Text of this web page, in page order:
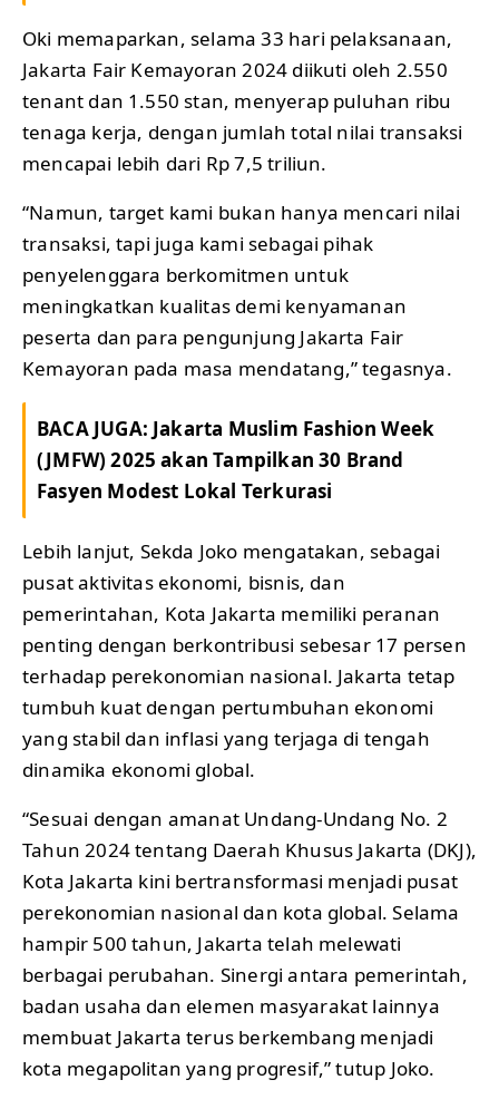
Oki memaparkan, selama 33 hari pelaksanaan,
Jakarta Fair Kemayoran 2024 diikuti oleh 2.550
tenant dan 1.550 stan, menyerap puluhan ribu
tenaga kerja, dengan jumlah total nilai transaksi
mencapai lebih dari Rp 7,5 triliun.
“Namun, target kami bukan hanya mencari nilai
transaksi, tapi juga kami sebagai pihak
penyelenggara berkomitmen untuk
meningkatkan kualitas demi kenyamanan
peserta dan para pengunjung Jakarta Fair
Kemayoran pada masa mendatang,” tegasnya.
BACA JUGA: Jakarta Muslim Fashion Week
(JMFW) 2025 akan Tampilkan 30 Brand
Fasyen Modest Lokal Terkurasi
Lebih lanjut, Sekda Joko mengatakan, sebagai
pusat aktivitas ekonomi, bisnis, dan
pemerintahan, Kota Jakarta memiliki peranan
penting dengan berkontribusi sebesar 17 persen
terhadap perekonomian nasional. Jakarta tetap
tumbuh kuat dengan pertumbuhan ekonomi
yang stabil dan inflasi yang terjaga di tengah
dinamika ekonomi global.
“Sesuai dengan amanat Undang-Undang No. 2
Tahun 2024 tentang Daerah Khusus Jakarta (DKJ),
Kota Jakarta kini bertransformasi menjadi pusat
perekonomian nasional dan kota global. Selama
hampir 500 tahun, Jakarta telah melewati
berbagai perubahan. Sinergi antara pemerintah,
badan usaha dan elemen masyarakat lainnya
membuat Jakarta terus berkembang menjadi
kota megapolitan yang progresif,” tutup Joko.